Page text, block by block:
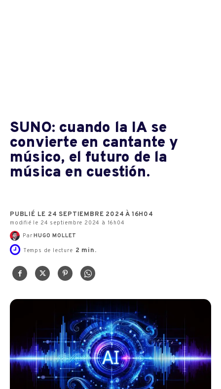
SUNO: cuando la IA se
convierte en cantante y
músico, el futuro de la
música en cuestión.
PUBLIÉ LE 24 SEPTIEMBRE 2024 À 16H04
modifié le 24 septiembre 2024 à 16h04
Par HUGO MOLLET
Temps de lecture 2 min.